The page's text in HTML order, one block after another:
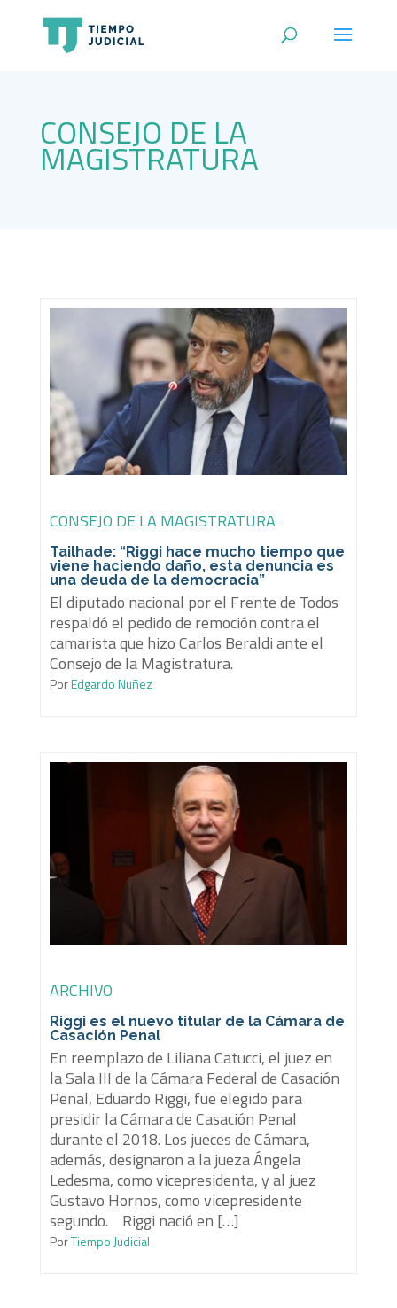
CONSEJO DE LA
MAGISTRATURA
CONSEJO DE LA MAGISTRATURA
Tailhade: “Riggi hace mucho tiempo que
viene haciendo daño, esta denuncia es
una deuda de la democracia”
El diputado nacional por el Frente de Todos
respaldó el pedido de remoción contra el
camarista que hizo Carlos Beraldi ante el
Consejo de la Magistratura.
PorEdgardo Nuñez
ARCHIVO
Riggi es el nuevo titular de la Cámara de
Casación Penal
En reemplazo de Liliana Catucci, el juez en
la Sala III de la Cámara Federal de Casación
Penal, Eduardo Riggi, fue elegido para
presidir la Cámara de Casación Penal
durante el 2018. Los jueces de Cámara,
además, designaron a la jueza Ángela
Ledesma, como vicepresidenta, y al juez
Gustavo Hornos, como vicepresidente
segundo. Riggi nació en […]
PorTiempo Judicial